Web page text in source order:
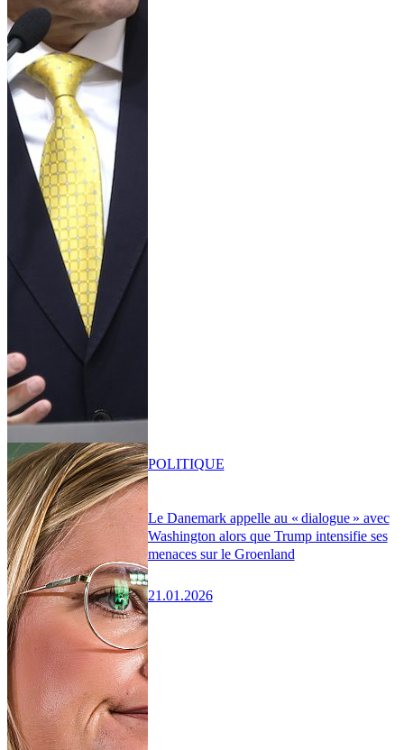
Le Danemark appelle au « dialogue » avec
Washington alors que Trump intensifie ses
menaces sur le Groenland
21.01.2026
POLITIQUE